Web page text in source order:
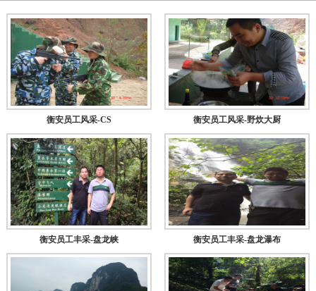
衡安员工风采-CS 衡安员工风采-野炊大厨
衡安员工丰采-盘龙峡 衡安员工丰采-盘龙瀑布